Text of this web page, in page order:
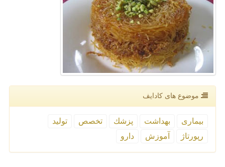
موضوع های كادایف
بیماری بهداشت پزشك تخصص
تولید
رپورتاژ
آموزش دارو